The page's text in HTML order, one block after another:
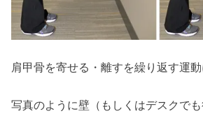
肩甲骨を寄せる・離すを繰り返す運動
写真のように壁（もしくはデスクで